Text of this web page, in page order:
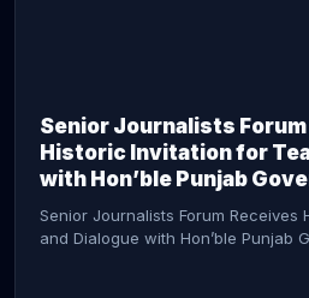
Senior Journalists
Historic Invitation for
with Hon’ble Punjab
Senior Journalists Forum Receives
and Dialogue with Hon’ble Punjab